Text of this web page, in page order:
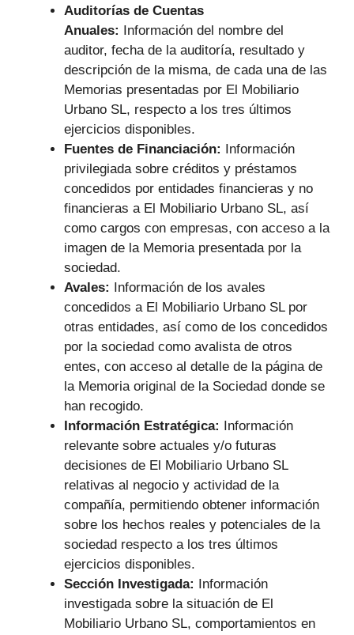
Auditorías de Cuentas
Anuales: Información del nombre del
auditor, fecha de la auditoría, resultado y
descripción de la misma, de cada una de las
Memorias presentadas por El Mobiliario
Urbano SL, respecto a los tres últimos
ejercicios disponibles.
Fuentes de Financiación: Información
privilegiada sobre créditos y préstamos
concedidos por entidades financieras y no
financieras a El Mobiliario Urbano SL, así
como cargos con empresas, con acceso a la
imagen de la Memoria presentada por la
sociedad.
Avales: Información de los avales
concedidos a El Mobiliario Urbano SL por
otras entidades, así como de los concedidos
por la sociedad como avalista de otros
entes, con acceso al detalle de la página de
la Memoria original de la Sociedad donde se
han recogido.
Información Estratégica: Información
relevante sobre actuales y/o futuras
decisiones de El Mobiliario Urbano SL
relativas al negocio y actividad de la
compañía, permitiendo obtener información
sobre los hechos reales y potenciales de la
sociedad respecto a los tres últimos
ejercicios disponibles.
Sección Investigada: Información
investigada sobre la situación de El
Mobiliario Urbano SL, comportamientos en